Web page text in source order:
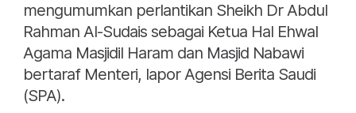
mengumumkan perlantikan Sheikh Dr Abdul
Rahman Al-Sudais sebagai Ketua Hal Ehwal
Agama Masjidil Haram dan Masjid Nabawi
bertaraf Menteri, lapor Agensi Berita Saudi
(SPA).